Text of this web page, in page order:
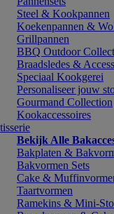
Steel & Kookpannen
Koekenpannen &
Grillpannen
BBQ Outdoor
Braadsledes &
Speciaal Kookgerei
Personaliseer jouw
Gourmand Collection
Kookaccessoires
Bekijk Alle
Bakplaten &
Bakvormen Sets
Cake &
Taartvormen
Ramekins & Mini-